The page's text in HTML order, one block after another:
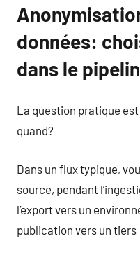
données:
dans le
La question pratique
quand?
Dans un flux typique,
source, pendant
l’export vers un
publication vers un tiers